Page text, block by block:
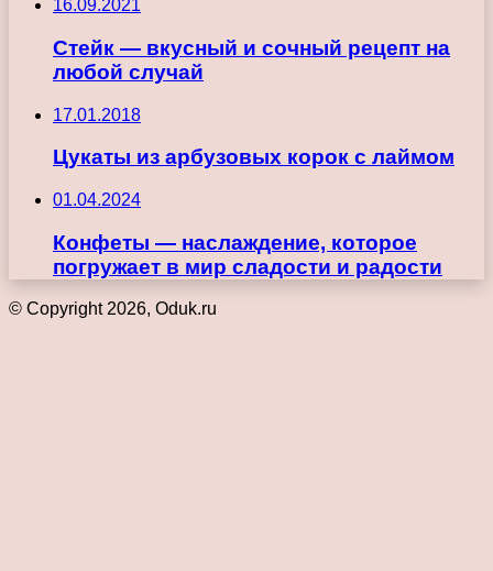
16.09.2021
Стейк — вкусный и сочный рецепт на
любой случай
17.01.2018
Цукаты из арбузовых корок с лаймом
01.04.2024
Конфеты — наслаждение, которое
погружает в мир сладости и радости
© Copyright 2026, Oduk.ru